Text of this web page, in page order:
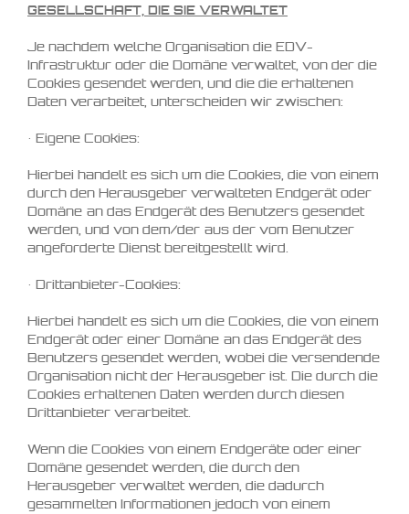
GESELLSCHAFT, DIE SIE VERWALTET
Je nachdem welche Organisation die EDV-
Infrastruktur oder die Domäne verwaltet, von der die
Cookies gesendet werden, und die die erhaltenen
Daten verarbeitet, unterscheiden wir zwischen:
• Eigene Cookies:
Hierbei handelt es sich um die Cookies, die von einem
durch den Herausgeber verwalteten Endgerät oder
Domäne an das Endgerät des Benutzers gesendet
werden, und von dem/der aus der vom Benutzer
angeforderte Dienst bereitgestellt wird.
• Drittanbieter-Cookies:
Hierbei handelt es sich um die Cookies, die von einem
Endgerät oder einer Domäne an das Endgerät des
Benutzers gesendet werden, wobei die versendende
Organisation nicht der Herausgeber ist. Die durch die
Cookies erhaltenen Daten werden durch diesen
Drittanbieter verarbeitet.
Wenn die Cookies von einem Endgeräte oder einer
Domäne gesendet werden, die durch den
Herausgeber verwaltet werden, die dadurch
gesammelten Informationen jedoch von einem